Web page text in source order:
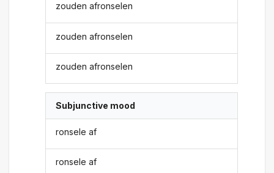
zouden afronselen
zouden afronselen
zouden afronselen
Subjunctive mood
ronsele af
ronsele af